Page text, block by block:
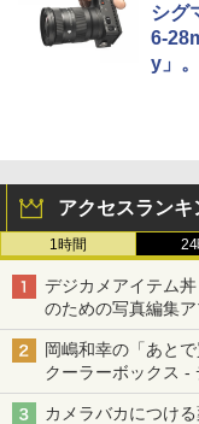
シグ
6-
y」
アクセスランキ
1時間 24
デジカメアイテム
のための写真編集
る「Filmator」
岡嶋和幸の「あと
クーラーボックス -
カメラバカにつけ